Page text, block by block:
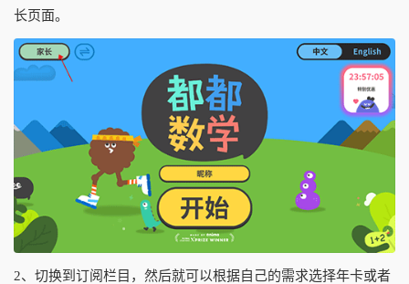
长页面。
2、切换到订阅栏目，然后就可以根据自己的需求选择年卡或者